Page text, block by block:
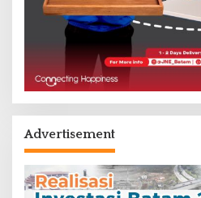
Advertisement